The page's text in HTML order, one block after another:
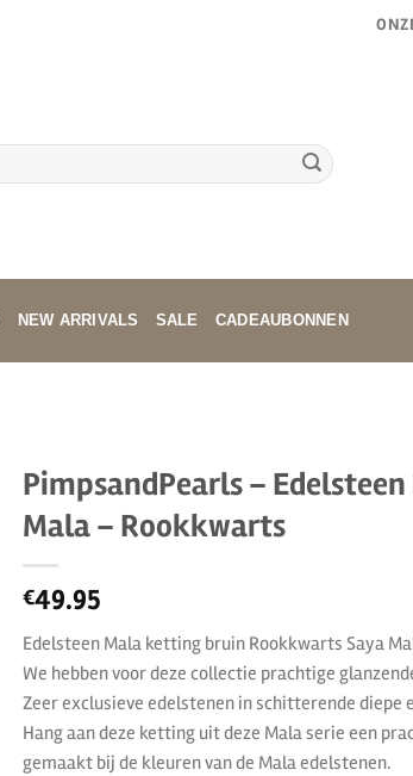
NEW ARRIVALS SALE CADEAUBONNEN
PimpsandPearls –
Mala – Rookkwarts
€49.95
Edelsteen Mala ketting bruin Rookkwarts Saya
We hebben voor deze collectie prachtige
Zeer exclusieve edelstenen in schitterende diepe
Hang aan deze ketting uit deze Mala serie een
gemaakt bij de kleuren van de Mala edelstenen.